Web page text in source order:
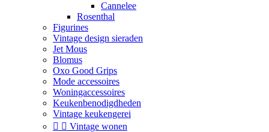
Cannelee
Rosenthal
Figurines
Vintage design sieraden
Jet Mous
Blomus
Oxo Good Grips
Mode accessoires
Woningaccessoires
Keukenbenodigdheden
Vintage keukengerei
  Vintage wonen